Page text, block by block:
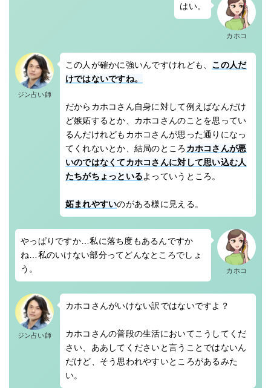
カホコ
はい。
ジン占い師
この人が確かに強いんですけれども、 この人だ
けではないですね。
だからカホコさん自身に対して例えばなんだけ
ど嫉妬するとか、カホコさんのことを思ってい
るんだけれどもカホコさんが思った通りになっ
てくれないとか、結局のところ カホコさんが悪
いのではなくてカホコさんに対して思い込む人
たちがちょっといるよっていうところ。
妬まれやすいのがある様に見える。
カホコ
やっぱりですか…私に落ち度もあるんですか
ね…私のいけない部分ってどんなところでしょ
う。
ジン占い師
カホコさんがいけない訳ではないですよ？
カホコさんの普段の生活においてこうしてくだ
さい、ああしてくださいと言うことではないん
だけど、そう思われやすいところがあるみた
い。